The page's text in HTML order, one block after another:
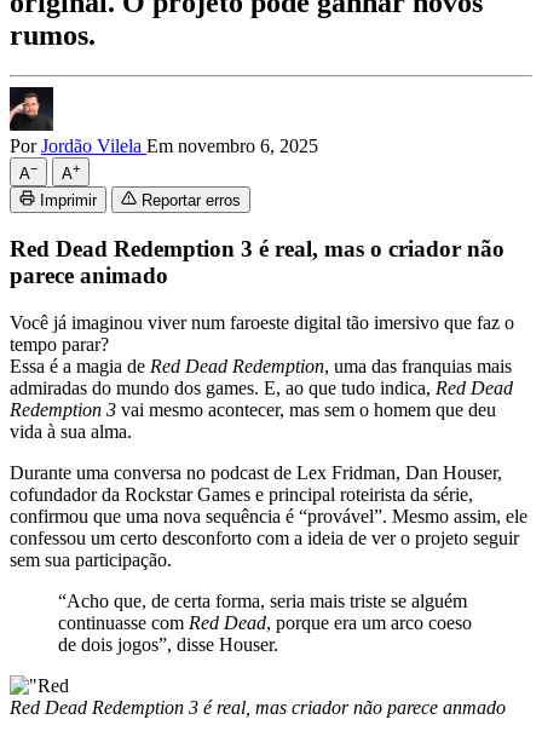
rumos.
PorJordão Vilela Em novembro 6, 2025
A− A+
Imprimir Reportar erros
Red Dead Redemption 3 é real, mas o criador não
parece animado
Você já imaginou viver num faroeste digital tão imersivo que faz o
tempo parar?
Essa é a magia de Red Dead Redemption, uma das franquias mais
admiradas do mundo dos games. E, ao que tudo indica, Red Dead
Redemption 3 vai mesmo acontecer, mas sem o homem que deu
vida à sua alma.
Durante uma conversa no podcast de Lex Fridman, Dan Houser,
cofundador da Rockstar Games e principal roteirista da série,
confirmou que uma nova sequência é “provável”. Mesmo assim, ele
confessou um certo desconforto com a ideia de ver o projeto seguir
sem sua participação.
“Acho que, de certa forma, seria mais triste se alguém
continuasse com Red Dead, porque era um arco coeso
de dois jogos”, disse Houser.
Red Dead Redemption 3 é real, mas criador não parece anmado